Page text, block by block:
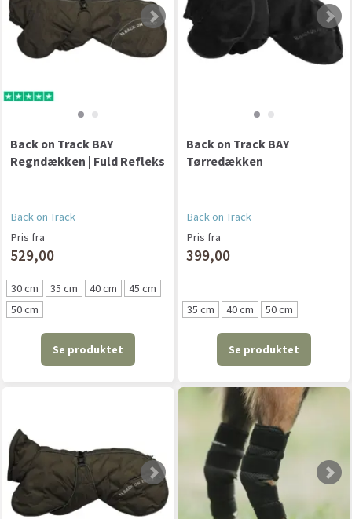
Back on Track BAY
Regndækken | Fuld Refleks
Back on Track
Pris fra
529,00
30 cm 35 cm 40 cm
45 cm
50 cm
Se produktet
Back on Track BAY
Tørredækken
Back on Track
Pris fra
399,00
35 cm 40 cm 50 cm
Se produktet